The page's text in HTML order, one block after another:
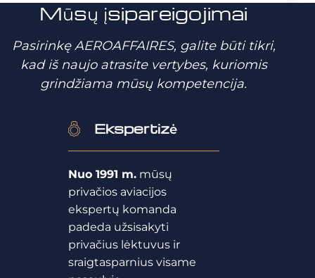
Mūsų įsipareigojimai
Pasirinkę AEROAFFAIRES, galite būti tikri,
kad iš naujo atrasite vertybes, kuriomis
grindžiama mūsų kompetencija.
Ekspertizė
Nuo 1991 m.mūsų
privačios aviacijos
ekspertų komanda
padeda užsisakyti
privačius lėktuvus ir
sraigtasparnius visame